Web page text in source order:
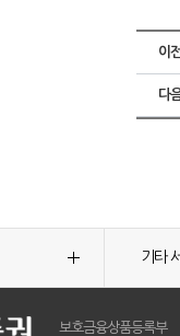
이
다
기타
보호금융상품등록부